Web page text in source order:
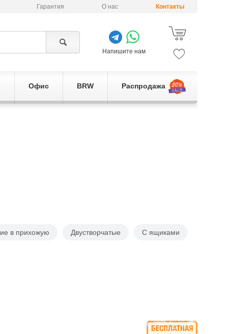
Гарантия О нас Контакты
Напишите нам
Офис BRW Распродажа
в прихожую Двустворчатые С ящиками